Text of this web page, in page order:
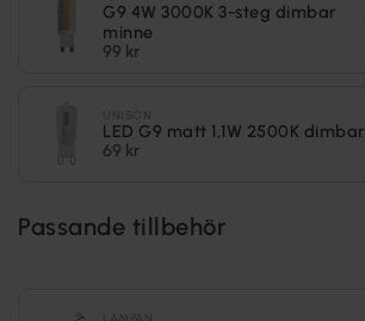
G9 4W 3000K 3-steg dimbar
minne
99 kr
LED G9 matt 1,1W 2500K dimbar
69 kr
Passande tillbehör